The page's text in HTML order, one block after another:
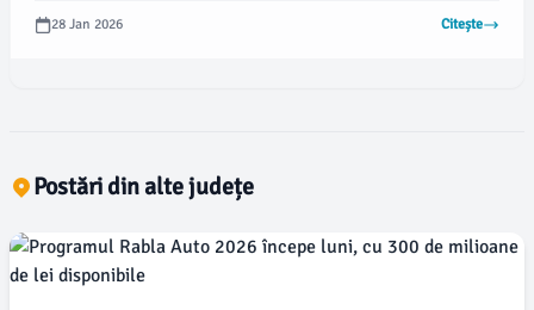
este destinată sprijinirii fermierilor, care vor trebui să
îndeplinească anumite condiții și să prezinte documentația
28 Jan 2026 Citește
Postări din alte județe